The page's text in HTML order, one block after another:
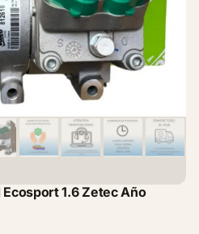
1.6 Zetec Año